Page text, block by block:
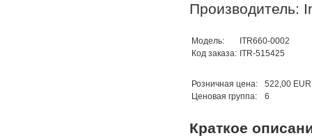
Производитель:
Модель:
ITR660-0002
Код заказа: ITR-515425
Розничная цена:
522,00 EUR
Ценовая группа:
6
Краткое